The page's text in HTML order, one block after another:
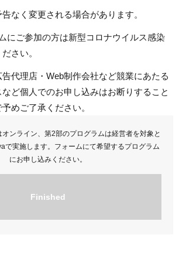
なく変更される場合があります。
にご参加の方は新型コロナウイルス感染
さい。
代理店・Web制作会社など競業にあたる
ど個人でのお申し込みはお断りすること
めご了承ください。
ンライン、第2部のプログラムは経営者を対象と
で実施します。フォームにて希望するプログラム
にお申し込みください。
Finished